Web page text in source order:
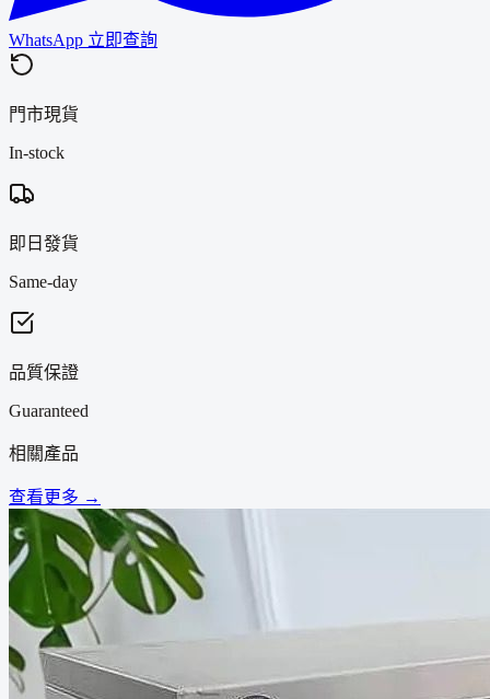
WhatsApp 立即查詢
門市現貨
In-stock
即日發貨
Same-day
品質保證
Guaranteed
相關產品
查看更多 →